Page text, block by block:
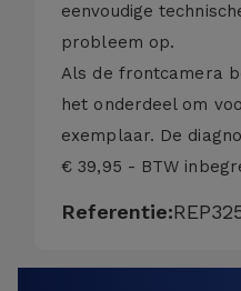
eenvoudige
probleem op.
Als de frontcamera
het onderdeel om
exemplaar. De
€ 39,95 - BTW
Referentie: